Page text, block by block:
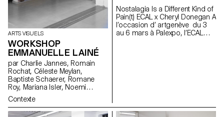
ARTS VISUELS
WORKSHOP
EMMANUELLE LAINÉ
par Charlie Jannes, Romain
Rochat, Céleste Meylan,
Baptiste Schaerer, Romane
Roy, Mariana Isler, Noemi
Leneman, Anna Kawahara, Tom
Grbic, Julie Wuhrmann
Contexte
Nostalagia Is a Different Kind of
Pain(t) ECAL x Cheryl Donegan A
l’occasion d’ artgenève du 3
au 6 mars à Palexpo, l’ECAL
atelier avait pour objectif le